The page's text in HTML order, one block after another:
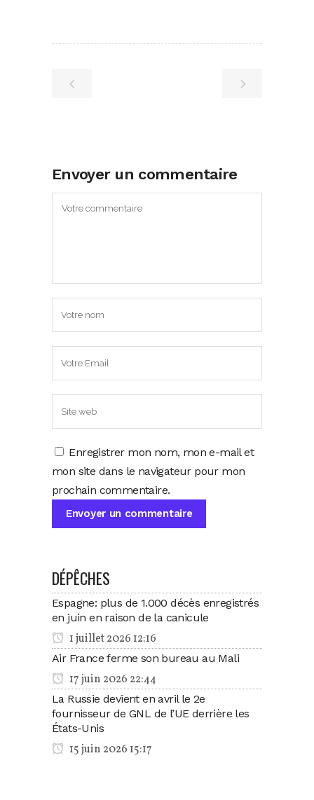
Envoyer un commentaire
Enregistrer mon nom, mon e-mail et
mon site dans le navigateur pour mon
prochain commentaire.
DÉPÊCHES
Espagne: plus de 1.000 décès enregistrés
en juin en raison de la canicule
1 juillet 2026 12:16
Air France ferme son bureau au Mali
17 juin 2026 22:44
La Russie devient en avril le 2e
fournisseur de GNL de l’UE derrière les
États-Unis
15 juin 2026 15:17